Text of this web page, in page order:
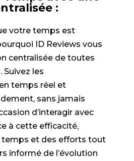
:
votre temps est
ID Reviews vous
centralisée de toutes
Suivez les
temps réel et
sans jamais
d’interagir avec
à cette efficacité,
temps et des efforts tout
informé de l’évolution